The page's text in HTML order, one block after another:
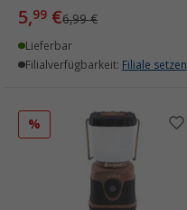
5,99 €6,99 €
Lieferbar
Filialverfügbarkeit: Filiale setzen
%